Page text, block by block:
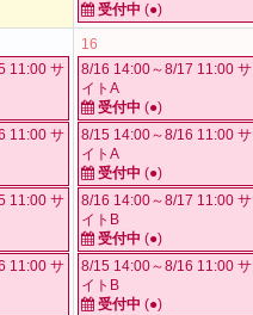
受付中 (●)
11:00 サ
11:00 サ
11:00 サ
11:00 サ
16
8/16 14:00～8/17 11:00 サ
イトA
受付中 (●)
8/15 14:00～8/16 11:00 サ
イトA
受付中 (●)
8/16 14:00～8/17 11:00 サ
イトB
受付中 (●)
8/15 14:00～8/16 11:00 サ
イトB
受付中 (●)